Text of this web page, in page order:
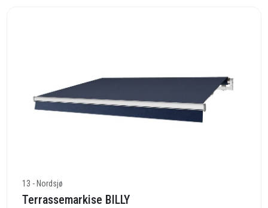
13 - Nordsjø
Terrassemarkise BILLY